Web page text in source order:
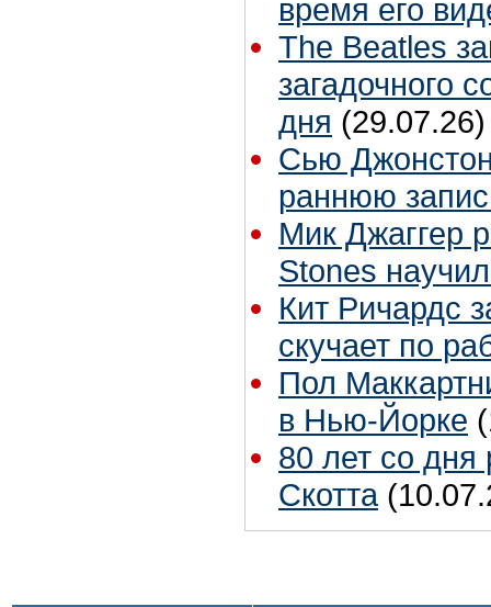
время его
The Beatles
загадочного
дня (29.07.26)
Сью
раннюю
Мик Джаггер
Stones
Кит Ричардс
скучает по
Пол
в Нью-Йорке
80 лет со
Скотта